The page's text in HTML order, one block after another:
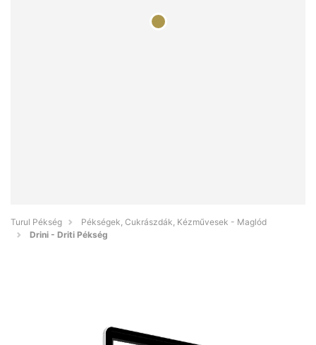
Turul Pékség
Pékségek, Cukrászdák, Kézművesek - Maglód
Drini - Driti Pékség